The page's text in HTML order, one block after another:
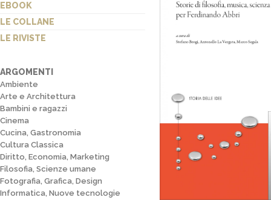
EBOOK
LE COLLANE
LE RIVISTE
ARGOMENTI
Ambiente
Arte e Architettura
Bambini e ragazzi
Cinema
Cucina, Gastronomia
Cultura Classica
Diritto, Economia, Marketing
Filosofia, Scienze umane
Fotografia, Grafica, Design
Informatica, Nuove tecnologie